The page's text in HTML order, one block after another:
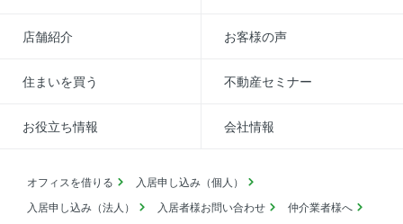
店舗紹介 お客様の声
住まいを買う 不動産セミナー
お役立ち情報 会社情報
オフィスを借りる
入居申し込み（個人）
入居申し込み（法人）
入居者様お問い合わせ
仲介業者様へ